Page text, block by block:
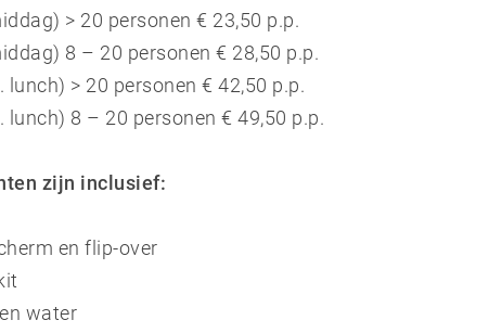
> 20 personen € 23,50 p.p.
8 – 20 personen € 28,50 p.p.
> 20 personen € 42,50 p.p.
8 – 20 personen € 49,50 p.p.
zijn inclusief:
en flip-over
water